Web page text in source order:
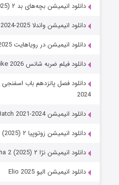
دانلود انیمیشن بچه‌های بد ۲ The Bad Guys 2 (2025)
دانلود انیمیشن واندلا WondLa 2024-2025
دانلود انیمیشن در رویاهایت In Your Dreams 2025
دانلود فیلم ضربه شانس Lucky Strike 2026
2024
دانلود انیمیشن Star Wars: The Bad Batch 2021-2024
دانلود انیمیشن زوتوپیا ۲ Zootopia 2 (2025)
دانلود انیمیشن نژا ۲ Ne Zha 2 (2025)
دانلود انیمیشن الیو Elio 2025